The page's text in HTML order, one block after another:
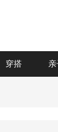
穿搭 亲